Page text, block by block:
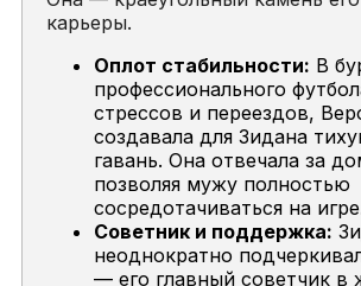
карьеры.
Оплот стабильности: В
профессионального
стрессов и переездов,
создавала для Зидана
гавань. Она отвечала за
позволяя мужу полностью
сосредотачиваться на
Советник и поддержка:
неоднократно
— его главный советчик в